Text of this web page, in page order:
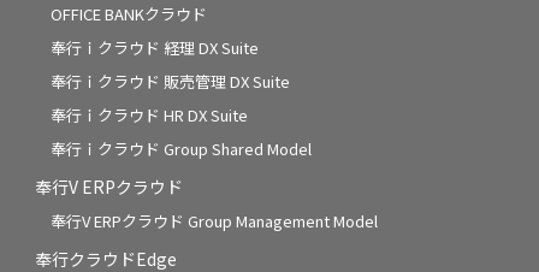
OFFICE BANKクラウド
奉行ｉクラウド 経理 DX Suite
奉行ｉクラウド 販売管理 DX Suite
奉行ｉクラウド HR DX Suite
奉行ｉクラウド Group Shared Model
奉行V ERPクラウド
奉行V ERPクラウド Group Management Model
奉行クラウドEdge